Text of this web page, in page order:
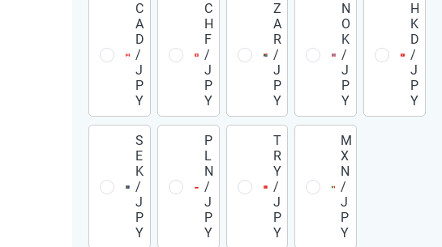
C
A
D
/
J
P
Y
C
H
F
/
J
P
Y
Z
A
R
/
J
P
Y
N
O
K
/
J
P
Y
H
K
D
/
J
P
Y
S
E
K
/
J
P
Y
P
L
N
/
J
P
Y
T
R
Y
/
J
P
Y
M
X
N
/
J
P
Y